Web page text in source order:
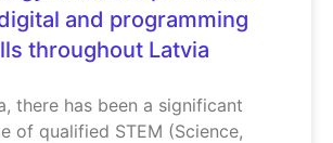
and programming
throughout Latvia
there has been a significant
of qualified STEM (Science,